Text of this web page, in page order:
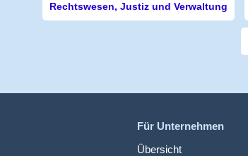
Rechtswesen, Justiz und Verwaltung
Für Unternehmen
Übersicht